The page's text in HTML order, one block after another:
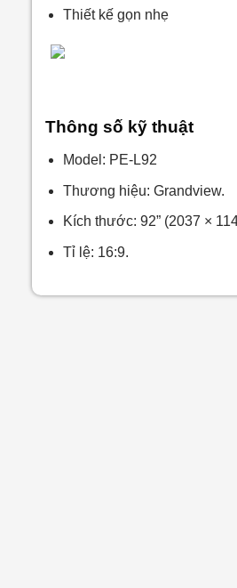
Thiết kế gọn nhẹ
Thông số kỹ thuật
Model: PE-L92
Thương hiệu: Grandview.
Kích thước: 92” (2037 ×
Tỉ lệ: 16:9.